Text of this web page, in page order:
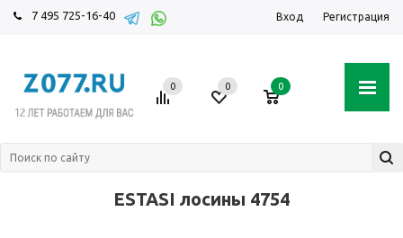
7 495 725-16-40 Вход Регистрация
0 0 0
ESTASI лосины 4754